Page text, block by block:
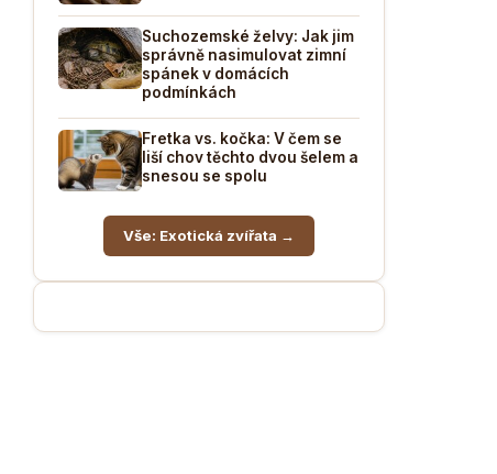
Suchozemské želvy: Jak jim
správně nasimulovat zimní
spánek v domácích
podmínkách
Fretka vs. kočka: V čem se
liší chov těchto dvou šelem a
snesou se spolu
Vše: Exotická zvířata →